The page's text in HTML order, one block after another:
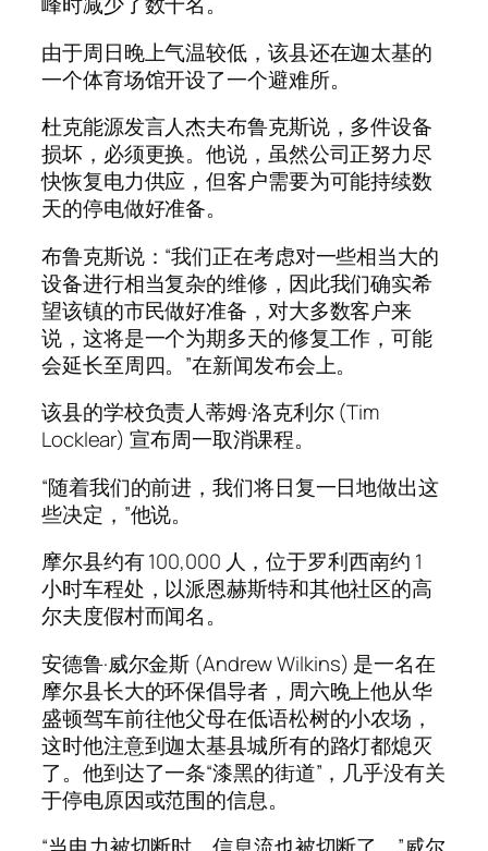
由于周日晚上气温较低，该县还在迦太基的
一个体育场馆开设了一个避难所。
杜克能源发言人杰夫布鲁克斯说，多件设备
损坏，必须更换。他说，虽然公司正努力尽
快恢复电力供应，但客户需要为可能持续数
天的停电做好准备。
布鲁克斯说：“我们正在考虑对一些相当大的
设备进行相当复杂的维修，因此我们确实希
望该镇的市民做好准备，对大多数客户来
说，这将是一个为期多天的修复工作，可能
会延长至周四。”在新闻发布会上。
该县的学校负责人蒂姆·洛克利尔 (Tim
Locklear) 宣布周一取消课程。
“随着我们的前进，我们将日复一日地做出这
些决定，”他说。
摩尔县约有 100,000 人，位于罗利西南约 1
小时车程处，以派恩赫斯特和其他社区的高
尔夫度假村而闻名。
安德鲁·威尔金斯 (Andrew Wilkins) 是一名在
摩尔县长大的环保倡导者，周六晚上他从华
盛顿驾车前往他父母在低语松树的小农场，
这时他注意到迦太基县城所有的路灯都熄灭
了。他到达了一条“漆黑的街道”，几乎没有关
于停电原因或范围的信息。